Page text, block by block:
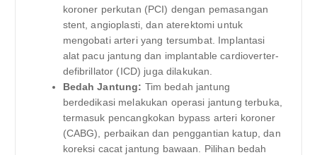
koroner perkutan (PCI) dengan pemasangan
stent, angioplasti, dan aterektomi untuk
mengobati arteri yang tersumbat. Implantasi
alat pacu jantung dan implantable cardioverter-
defibrillator (ICD) juga dilakukan.
Bedah Jantung: Tim bedah jantung
berdedikasi melakukan operasi jantung terbuka,
termasuk pencangkokan bypass arteri koroner
(CABG), perbaikan dan penggantian katup, dan
koreksi cacat jantung bawaan. Pilihan bedah